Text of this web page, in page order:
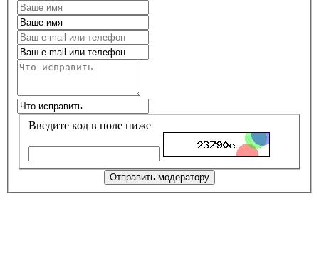
Введите код в поле ниже
Отправить модератору